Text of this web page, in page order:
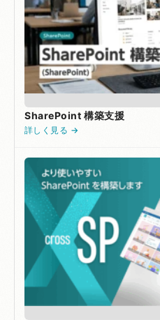
SharePoint 構築支援
詳しく見る →